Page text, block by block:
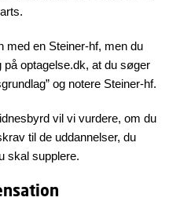
med en Steiner-hf, men du
optagelse.dk, at du søger
og notere Steiner-hf.
vil vi vurdere, om du
til de uddannelser, du
skal supplere.